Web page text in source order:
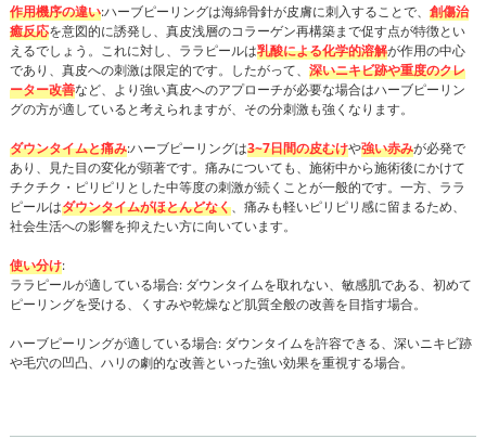
作用機序の違い:ハーブピーリングは海綿骨針が皮膚に刺入することで、 創傷治
癒反応を意図的に誘発し、真皮浅層のコラーゲン再構築まで促す点が特徴とい
えるでしょう。これに対し、ララピールは乳酸による化学的溶解が作用の中心
であり、真皮への刺激は限定的です。したがって、 深いニキビ跡や重度のクレ
ーター改善など、より強い真皮へのアプローチが必要な場合はハーブピーリン
グの方が適していると考えられますが、その分刺激も強くなります。
ダウンタイムと痛み:ハーブピーリングは3~7日間の皮むけや強い赤みが必発で
あり、見た目の変化が顕著です。痛みについても、施術中から施術後にかけて
チクチク・ピリピリとした中等度の刺激が続くことが一般的です。一方、ララ
ピールはダウンタイムがほとんどなく、痛みも軽いピリピリ感に留まるため、
社会生活への影響を抑えたい方に向いています。
使い分け:
ララピールが適している場合: ダウンタイムを取れない、敏感肌である、初めて
ピーリングを受ける、くすみや乾燥など肌質全般の改善を目指す場合。
ハーブピーリングが適している場合: ダウンタイムを許容できる、深いニキビ跡
や毛穴の凹凸、ハリの劇的な改善といった強い効果を重視する場合。